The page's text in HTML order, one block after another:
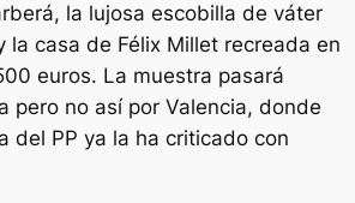
la lujosa escobilla de váter
la casa de Félix Millet recreada en
euros. La muestra pasará
pero no así por Valencia, donde
del PP ya la ha criticado con